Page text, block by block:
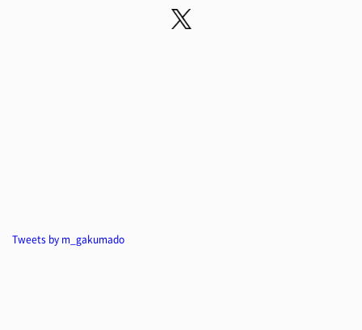
Tweets by m_gakumado